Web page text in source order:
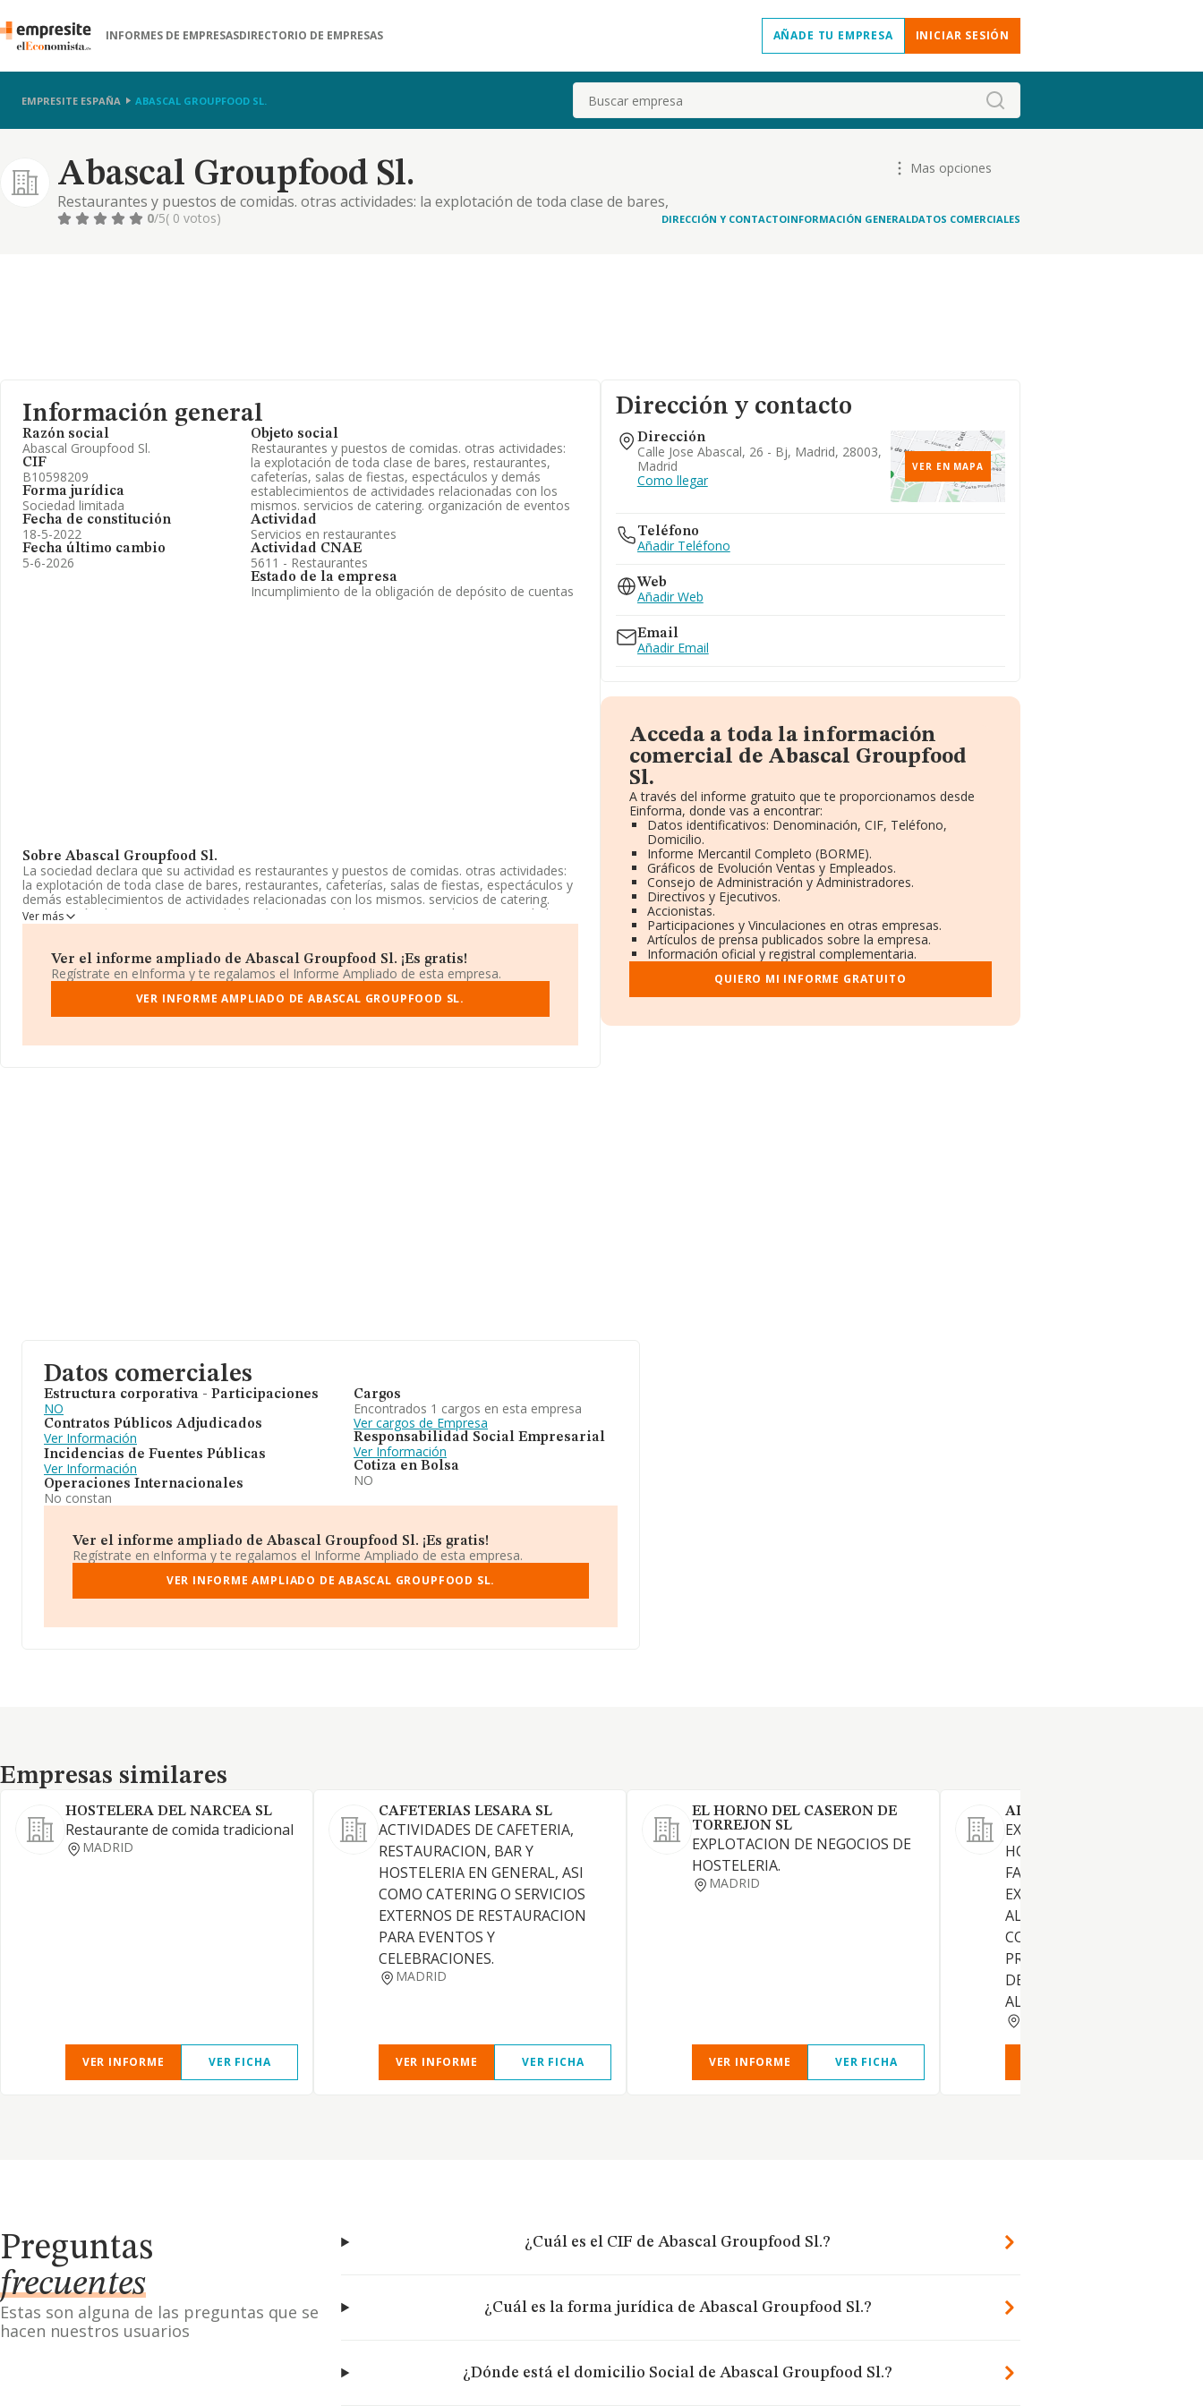
INFORMES DE EMPRESASDIRECTORIO DE EMPRESAS AÑADE TU EMPRESA INICIAR SESIÓN
EMPRESITE ESPAÑA ABASCAL GROUPFOOD SL. Buscar
Abascal Groupfood Sl.
Restaurantes y puestos de comidas. otras actividades: la explotación de toda clase de bares,
restaurantes, cafeterías, salas de fiestas, espectáculos y demás establecimientos de actividades
Mas opciones
0/5( 0 votos) DIRECCIÓN Y CONTACTOINFORMACIÓN GENERALDATOS COMERCIALES
Información general
Razón social
Abascal Groupfood Sl.
CIF
B10598209
Forma jurídica
Sociedad limitada
Fecha de constitución
18-5-2022
Fecha último cambio
5-6-2026
Objeto social
Restaurantes y puestos de comidas. otras actividades:
la explotación de toda clase de bares, restaurantes,
cafeterías, salas de fiestas, espectáculos y demás
establecimientos de actividades relacionadas con los
mismos. servicios de catering. organización de eventos
Actividad
Servicios en restaurantes
Actividad CNAE
5611 - Restaurantes
Estado de la empresa
Incumplimiento de la obligación de depósito de cuentas
Sobre Abascal Groupfood Sl.
La sociedad declara que su actividad es restaurantes y puestos de comidas. otras actividades:
la explotación de toda clase de bares, restaurantes, cafeterías, salas de fiestas, espectáculos y
demás establecimientos de actividades relacionadas con los mismos. servicios de catering.
organización de eventos. La sociedad está inscrita en el Registro Mercantil como Sociedad
Limitada. La actividad de referencia CNAE corresponde a '%cnae%', cuyo Código es 5611. No
La empresaAbascal Groupfood S.L, CIF B10598209, tiene su domicilio social establecido en
Calle José Abascal núm. 26 Bj, (28003), en el municipio de Madrid, Madrid.
En relación con el sector y disponiendo de los datos de hasta 142.938 empresas, en el ámbito
ventas entre todas las compañías alcanza los 223 mil euros. Respecto a la información de la
Ver más
Ver el informe ampliado de Abascal Groupfood Sl. ¡Es gratis!
Regístrate en eInforma y te regalamos el Informe Ampliado de esta empresa.
VER INFORME AMPLIADO DE ABASCAL GROUPFOOD SL.
Dirección y contacto
Dirección
Calle Jose Abascal, 26 - Bj, Madrid, 28003,
Madrid
Como llegar
VER EN MAPA
Teléfono
Añadir Teléfono
Web
Añadir Web
Email
Añadir Email
Acceda a toda la información
comercial de Abascal Groupfood
Sl.
A través del informe gratuito que te proporcionamos desde
Einforma, donde vas a encontrar:
Datos identificativos: Denominación, CIF, Teléfono,
Domicilio.
Informe Mercantil Completo (BORME).
Gráficos de Evolución Ventas y Empleados.
Consejo de Administración y Administradores.
Directivos y Ejecutivos.
Accionistas.
Participaciones y Vinculaciones en otras empresas.
Artículos de prensa publicados sobre la empresa.
Información oficial y registral complementaria.
QUIERO MI INFORME GRATUITO
Datos comerciales
Estructura corporativa - Participaciones
NO
Contratos Públicos Adjudicados
Ver Información
Incidencias de Fuentes Públicas
Ver Información
Operaciones Internacionales
No constan
Cargos
Encontrados 1 cargos en esta empresa
Ver cargos de Empresa
Responsabilidad Social Empresarial
Ver Información
Cotiza en Bolsa
NO
Ver el informe ampliado de Abascal Groupfood Sl. ¡Es gratis!
Regístrate en eInforma y te regalamos el Informe Ampliado de esta empresa.
VER INFORME AMPLIADO DE ABASCAL GROUPFOOD SL.
Empresas similares
Empresas similares
HOSTELERA DEL NARCEA SL
Restaurante de comida tradicional
MADRID
VER INFORME VER FICHA
CAFETERIAS LESARA SL
ACTIVIDADES DE CAFETERIA,
RESTAURACION, BAR Y
HOSTELERIA EN GENERAL, ASI
COMO CATERING O SERVICIOS
EXTERNOS DE RESTAURACION
PARA EVENTOS Y
CELEBRACIONES.
MADRID
VER INFORME VER FICHA
EL HORNO DEL CASERON DE
TORREJON SL
EXPLOTACION DE NEGOCIOS DE
HOSTELERIA.
MADRID
VER INFORME VER FICHA
ALIANZA DE ORO SL
EXPLOTACION DE
HOSTELERIA EN GENERAL.
FABRICACION
EXPORTACION,
ALMACENAMIENTO Y
COMERCIALIZACION POR
PROPIA Y AJENA DE TODA
DE PRODUCTOS DE LA
ALIMENTACION. ETC.
Preguntas
frecuentes
Estas son alguna de las preguntas que se
hacen nuestros usuarios
¿Cuál es el CIF de Abascal Groupfood Sl.?
¿Cuál es la forma jurídica de Abascal Groupfood Sl.?
¿Dónde está el domicilio Social de Abascal Groupfood Sl.?